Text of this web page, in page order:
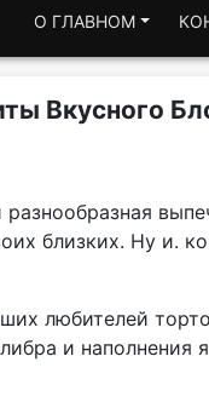
О ГЛАВНОМ
Вкусного
разнообразная
близких. Ну и.
любителей
и наполнения